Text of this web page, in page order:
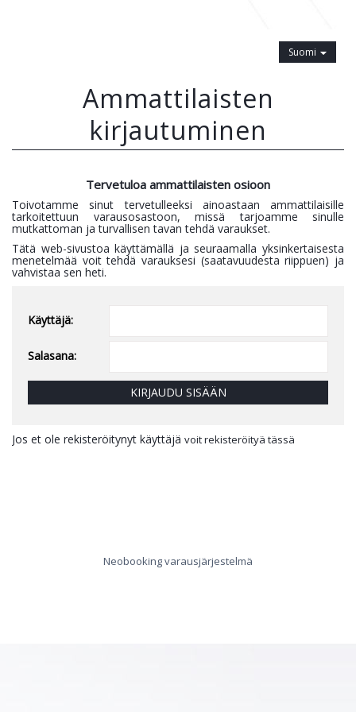
Suomi
Ammattilaisten
kirjautuminen
Tervetuloa ammattilaisten osioon
Toivotamme sinut tervetulleeksi ainoastaan ammattilaisille
tarkoitettuun varausosastoon, missä tarjoamme sinulle
mutkattoman ja turvallisen tavan tehdä varaukset.
Tätä web-sivustoa käyttämällä ja seuraamalla yksinkertaisesta
menetelmää voit tehdä varauksesi (saatavuudesta riippuen) ja
vahvistaa sen heti.
Käyttäjä:
Salasana:
KIRJAUDU SISÄÄN
Jos et ole rekisteröitynyt käyttäjä voit rekisteröityä tässä
Neobooking varausjärjestelmä